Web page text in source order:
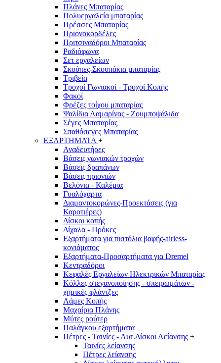
Πλάνες Μπαταρίας
Πολυεργαλεία μπαταρίας
Πρέσσες Μπαταρίας
Πριονοκορδέλες
Πριτσιναδόροι Μπαταρίας
Ραδιόφωνα
Σετ εργαλείων
Σκούπες-Σκουπάκια μπαταρίας
Τριβεία
Τροχοί Γωνιακοί - Τροχοί Κοπής
Φακοί
Φρέζες τοίχου μπαταρίας
Ψαλίδια Λαμαρίνας - Ζουμποψάλιδα
Σέγες Μπαταρίας
Σπαθόσεγες Μπαταρίας
ΕΞΑΡΤΗΜΑΤΑ +
Αναδευτήρες
Βάσεις γωνιακών τροχών
Βάσεις δραπάνων
Βάσεις πριονιών
Βελόνια - Καλέμια
Γυαλόχαρτα
Διαμαντοκορώνες-Προεκτάσεις (για
Καροτιέρες)
Δίσκοι κοπής
Δίχαλα - Πρόκες
Εξαρτήματα για πιστόλια βαφής-airless-
κονιάματος
Εξαρτήματα-Προσαρτήματα για Dremel
Κεντραδόροι
Κεφαλές Εργαλείων Ηλεκτρικών Μπαταρίας
Κόλλες στεγανοποίησης - σπειρωμάτων -
χημικές φλάντζες
Λάμες Κοπής
Μαχαίρια Πλάνης
Μύτες ρούτερ
Παλάγκου εξαρτήματα
Πέτρες - Ταινίες - Αυτ.Δίσκοι Λείανσης +
Ταινίες λείανσης
Πέτρες λείανσης